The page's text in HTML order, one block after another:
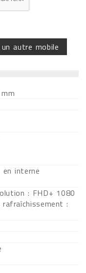
autre mobile
en interne
: FHD+ 1080
: